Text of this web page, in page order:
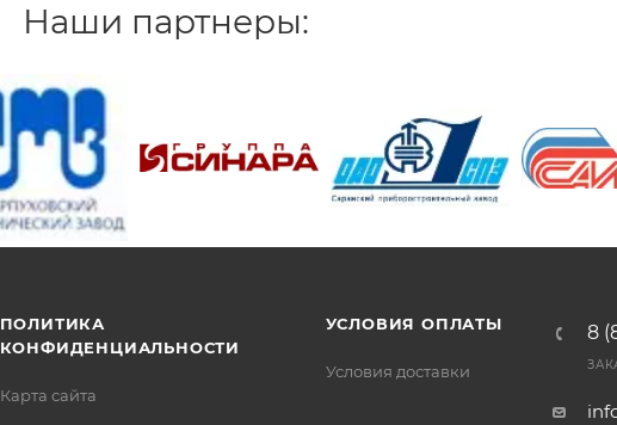
Наши партнеры:
ПОЛИТИКА
КОНФИДЕНЦИАЛЬНОСТИ
Карта сайта
УСЛОВИЯ ОПЛАТЫ
Условия доставки
8